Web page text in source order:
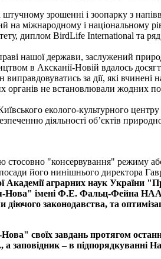
зрошенні і зоопарку з
на міжнародному і національному
диплом BirdLife International та
нашої держави, заслужений
в Аксканії-Новій вдалось
за дії, які вчинені
не встановлювали жодних
еколого-культурного
діяльності об’єктів
"консервування" режиму
його нинішнього директора
Академії аграрних наук України
Нова" імені Ф.Е. Фальц-Фейна
законодавства, та
своїх завдань протягом
– в підпорядкуванні